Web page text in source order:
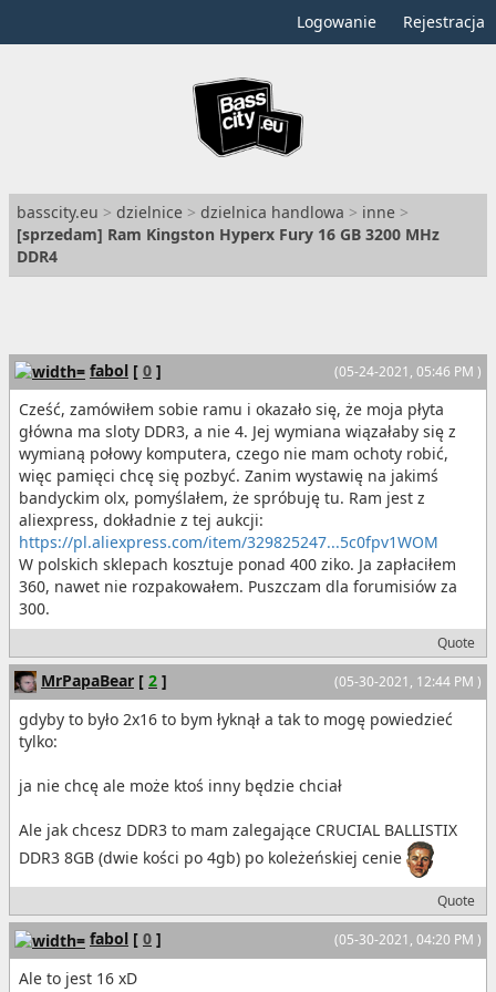
Logowanie Rejestracja
basscity.eu > dzielnice > dzielnica handlowa > inne >
[sprzedam] Ram Kingston Hyperx Fury 16 GB 3200 MHz
DDR4
(05-24-2021, 05:46 PM )
fabol [ 0 ]
Cześć, zamówiłem sobie ramu i okazało się, że moja płyta
główna ma sloty DDR3, a nie 4. Jej wymiana wiązałaby się z
wymianą połowy komputera, czego nie mam ochoty robić,
więc pamięci chcę się pozbyć. Zanim wystawię na jakimś
bandyckim olx, pomyślałem, że spróbuję tu. Ram jest z
aliexpress, dokładnie z tej aukcji:
https://pl.aliexpress.com/item/329825247...5c0fpv1WOM
W polskich sklepach kosztuje ponad 400 ziko. Ja zapłaciłem
360, nawet nie rozpakowałem. Puszczam dla forumisiów za
300.
Quote
(05-30-2021, 12:44 PM )
MrPapaBear [ 2 ]
gdyby to było 2x16 to bym łyknął a tak to mogę powiedzieć
tylko:
ja nie chcę ale może ktoś inny będzie chciał
Ale jak chcesz DDR3 to mam zalegające CRUCIAL BALLISTIX
DDR3 8GB (dwie kości po 4gb) po koleżeńskiej cenie
Quote
(05-30-2021, 04:20 PM )
fabol [ 0 ]
Ale to jest 16 xD